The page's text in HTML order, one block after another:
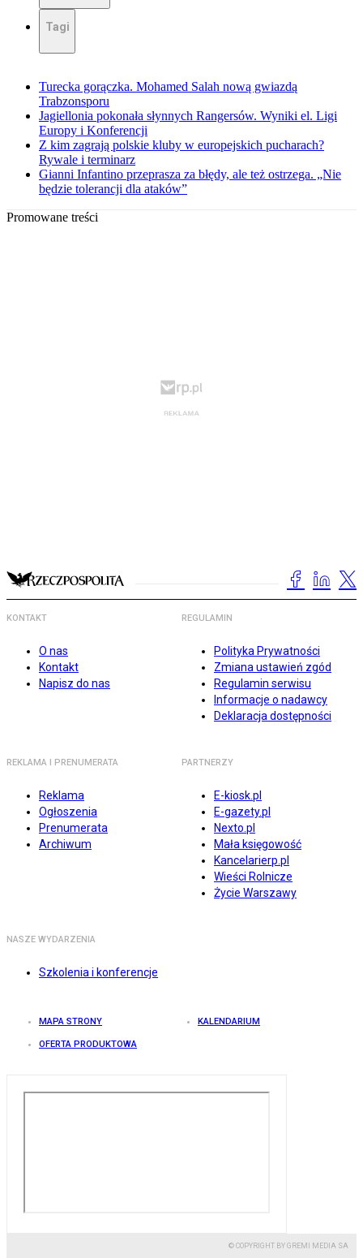
Tagi
Turecka gorączka. Mohamed Salah nową gwiazdą
Trabzonsporu
Jagiellonia pokonała słynnych Rangersów. Wyniki el. Ligi
Europy i Konferencji
Z kim zagrają polskie kluby w europejskich pucharach?
Rywale i terminarz
Gianni Infantino przeprasza za błędy, ale też ostrzega. „Nie
będzie tolerancji dla ataków”
Promowane treści
KONTAKT
O nas
Kontakt
Napisz do nas
REGULAMIN
Polityka Prywatności
Zmiana ustawień zgód
Regulamin serwisu
Informacje o nadawcy
Deklaracja dostępności
REKLAMA I PRENUMERATA
Reklama
Ogłoszenia
Prenumerata
Archiwum
PARTNERZY
E-kiosk.pl
E-gazety.pl
Nexto.pl
Mała księgowość
Kancelarierp.pl
Wieści Rolnicze
Życie Warszawy
NASZE WYDARZENIA
Szkolenia i konferencje
MAPA STRONY KALENDARIUM
OFERTA PRODUKTOWA
© COPYRIGHT BY GREMI MEDIA SA